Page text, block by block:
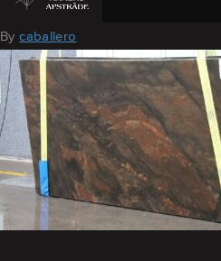
August 11, 2016
Bycaballero